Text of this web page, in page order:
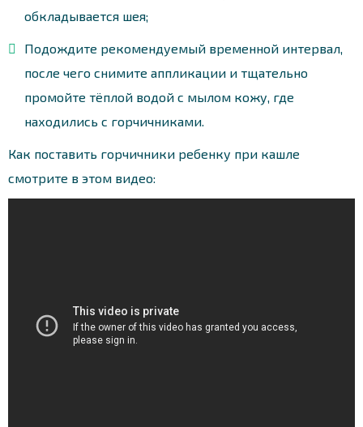
обкладывается шея;
Подождите рекомендуемый временной интервал,
после чего снимите аппликации и тщательно
промойте тёплой водой с мылом кожу, где
находились с горчичниками.
Как поставить горчичники ребенку при кашле
смотрите в этом видео: